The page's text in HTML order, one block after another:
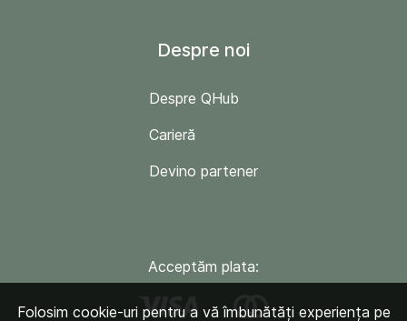
Despre noi
Despre QHub
Carieră
Devino partener
Acceptăm plata:
Folosim cookie-uri pentru a vă îmbunătăți experiența pe